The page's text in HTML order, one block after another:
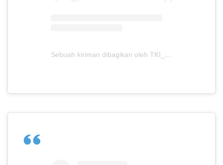
Sebuah kiriman dibagikan oleh TKI_Anugerah Insani (@tki_anugerahinsani)